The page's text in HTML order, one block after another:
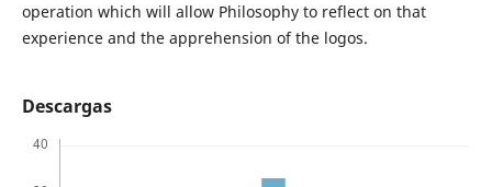
operation which will allow Philosophy to reflect on that
experience and the apprehension of the logos.
Descargas